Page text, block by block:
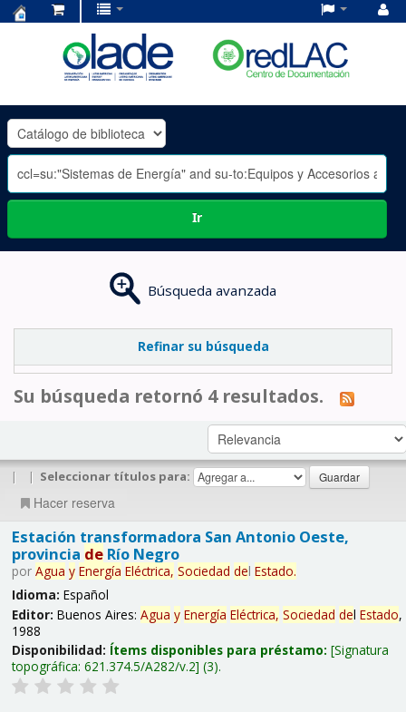
OLADE
-
Ir
Búsqueda avanzada
Refinar su búsqueda
Su búsqueda retornó 4 resultados.
| | Seleccionar títulos para:
Hacer reserva
Estación transformadora San Antonio Oeste,
provincia deRío Negro
por Agua y Energía Eléctrica, Sociedad del Estado.
Idioma: Español
Editor: Buenos Aires: Agua y Energía Eléctrica, Sociedad del Estado,
1988
Disponibilidad: Ítems disponibles para préstamo: Signatura
topográfica: 621.374.5/A282/v.2 (3).